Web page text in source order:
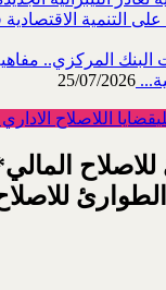
على التنمية
البنك المركزي..
25/07/2026
قضايا اللاصلاح
المالي*
الطوارئ